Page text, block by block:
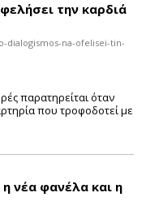
την καρδιά
na-ofelisei-tin-
παρατηρείται όταν
που τροφοδοτεί με
νέα φανέλα και η